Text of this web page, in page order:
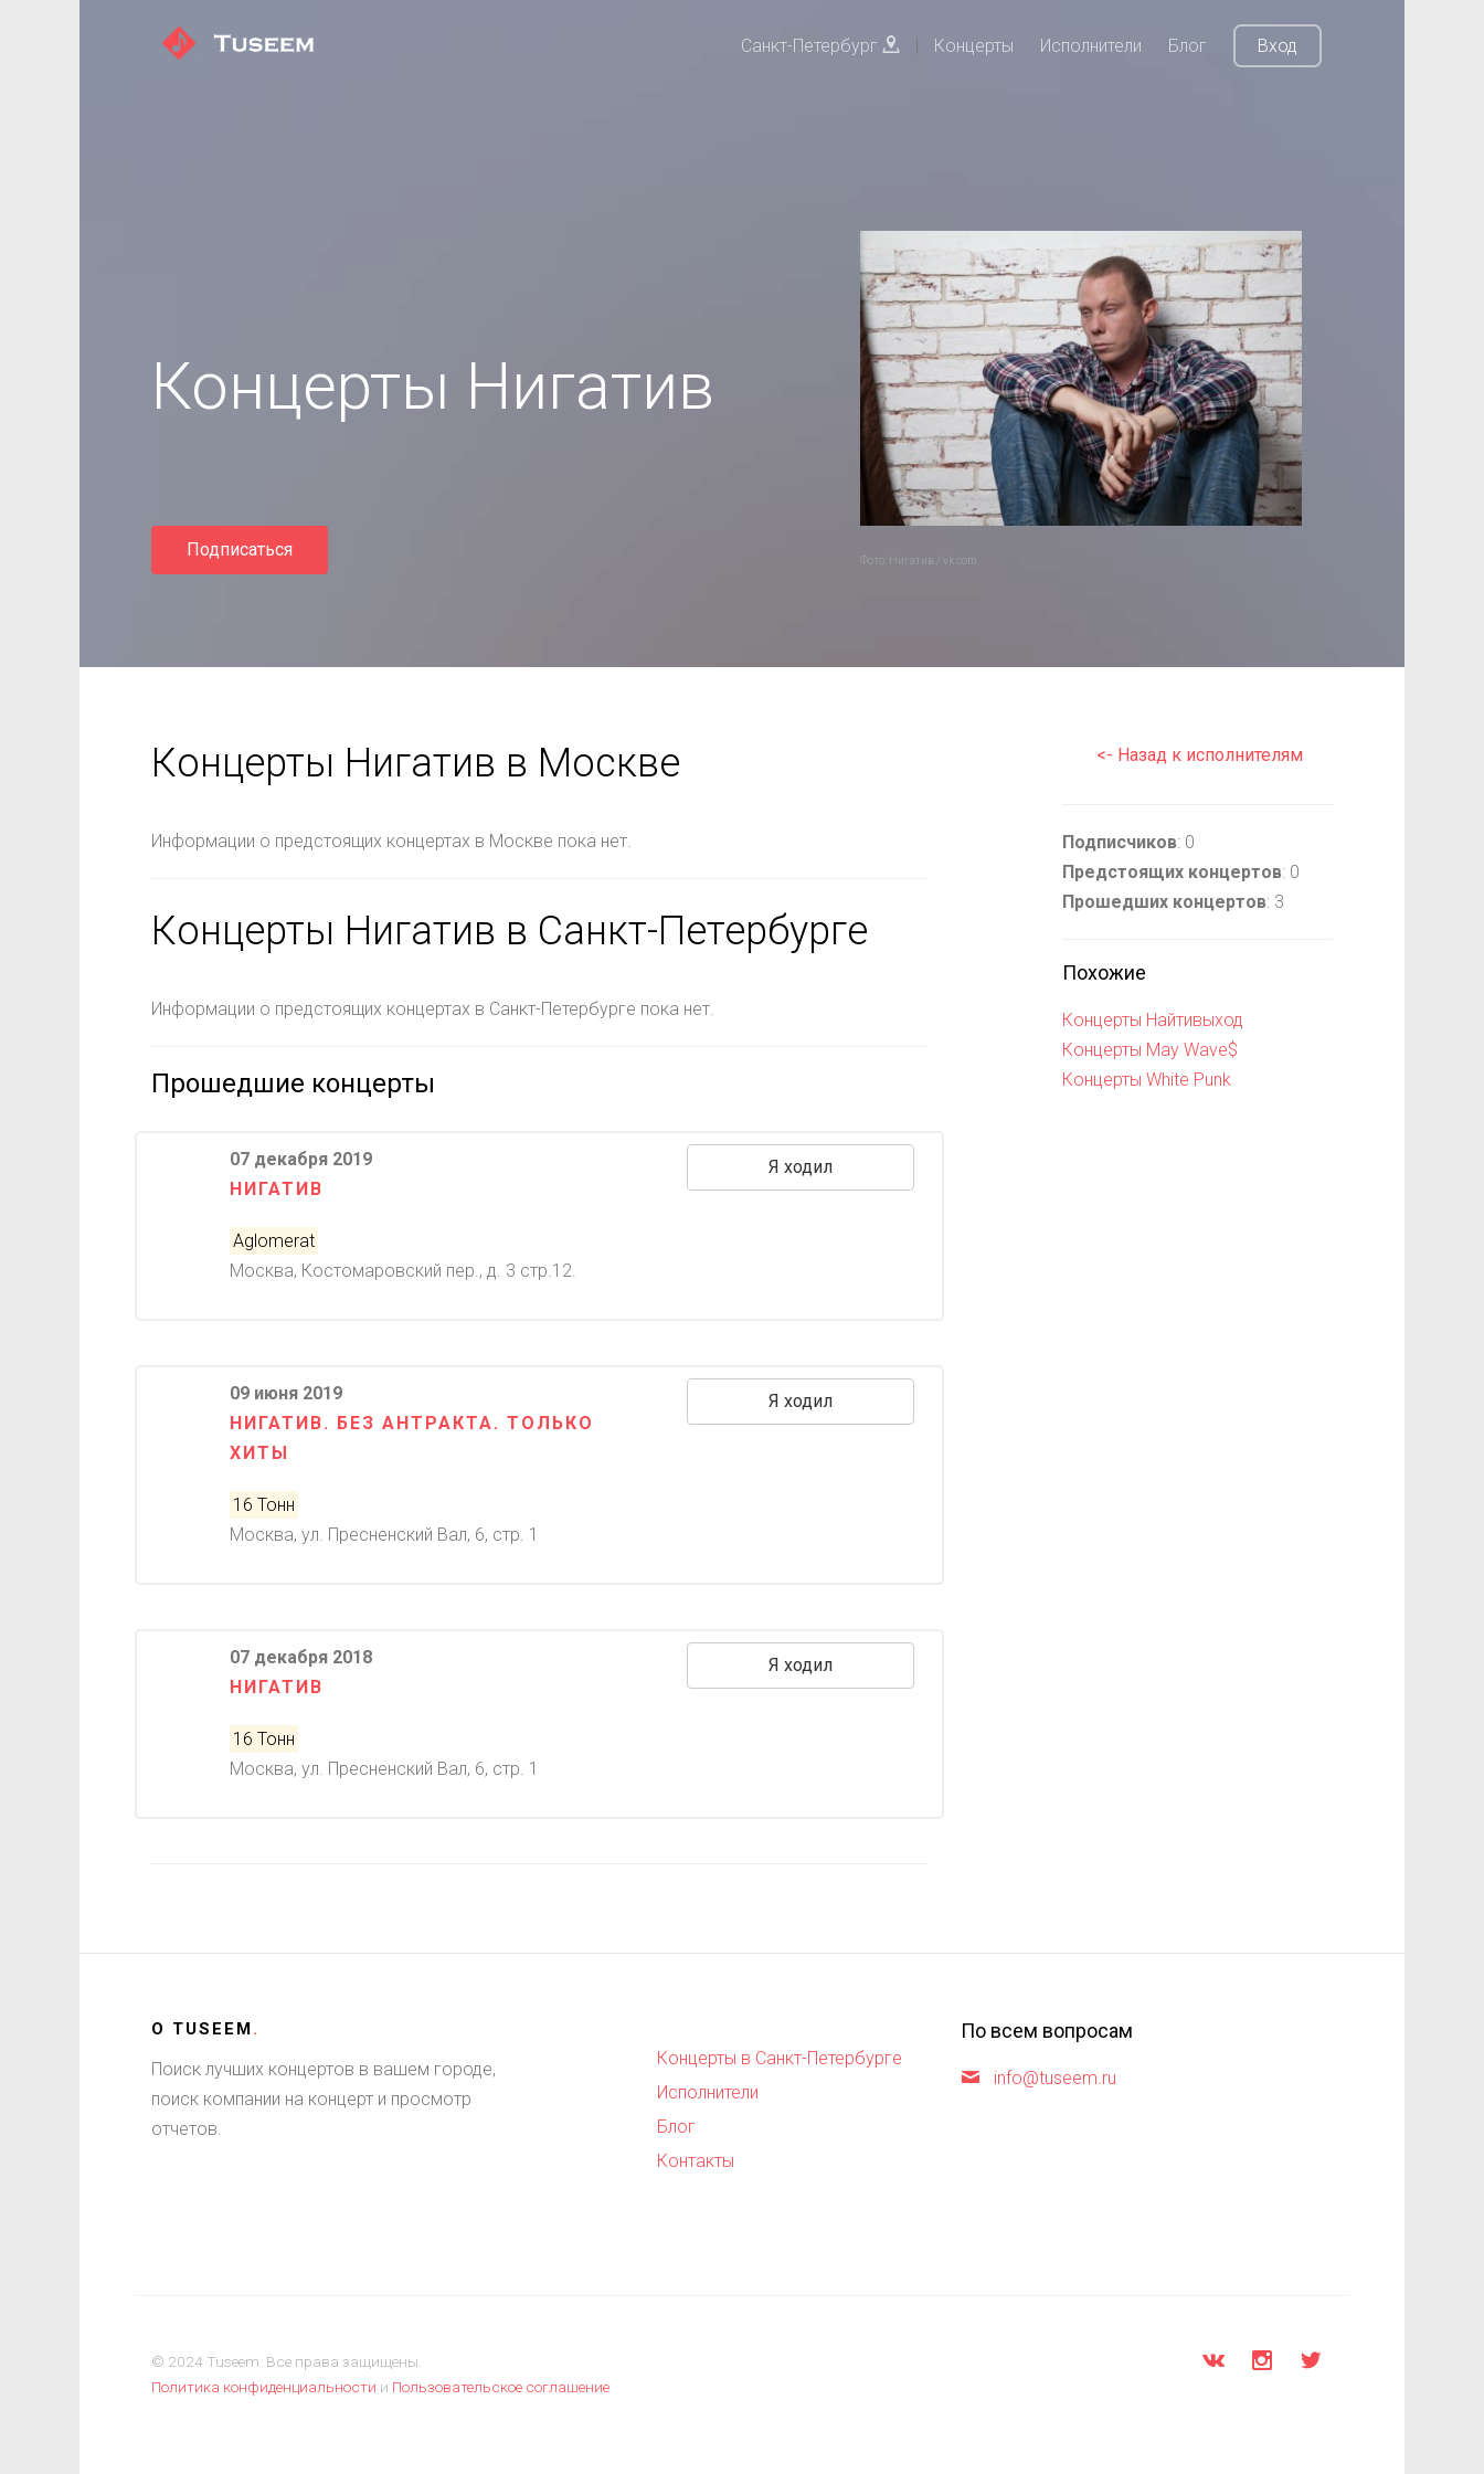
Санкт-Петербург | Концерты Исполнители Блог Вход
Концерты Нигатив
Подписаться
Фото: Нигатив / vk.com
Концерты Нигатив в Москве
Информации о предстоящих концертах в Москве пока нет.
Концерты Нигатив в Санкт-Петербурге
Информации о предстоящих концертах в Санкт-Петербурге пока нет.
Прошедшие концерты
07 декабря 2019
НИГАТИВ
Aglomerat
Москва, Костомаровский пер., д. 3 стр.12.
Я ходил
09 июня 2019
НИГАТИВ. БЕЗ АНТРАКТА. ТОЛЬКО
ХИТЫ
16 Тонн
Москва, ул. Пресненский Вал, 6, стр. 1
Я ходил
07 декабря 2018
НИГАТИВ
16 Тонн
Москва, ул. Пресненский Вал, 6, стр. 1
Я ходил
<- Назад к исполнителям
Подписчиков: 0
Предстоящих концертов: 0
Прошедших концертов: 3
Похожие
Концерты Найтивыход
Концерты May Wave$
Концерты White Punk
О TUSEEM.
Поиск лучших концертов в вашем городе,
поиск компании на концерт и просмотр
отчетов.
Концерты в Санкт-Петербурге
Исполнители
Блог
Контакты
По всем вопросам
info@tuseem.ru
© 2024 Tuseem. Все права защищены.
Политика конфиденциальности и Пользовательское соглашение